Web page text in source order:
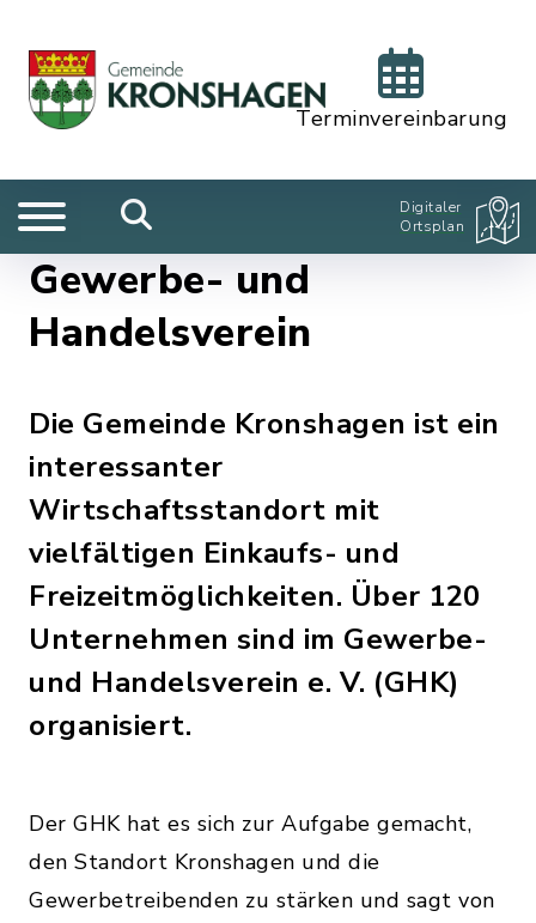
Terminvereinbarung
Digitaler
Ortsplan
Gewerbe- und
Handelsverein
Die Gemeinde Kronshagen ist ein
interessanter
Wirtschaftsstandort mit
vielfältigen Einkaufs- und
Freizeitmöglichkeiten. Über 120
Unternehmen sind im Gewerbe-
und Handelsverein e. V. (GHK)
organisiert.
Der GHK hat es sich zur Aufgabe gemacht,
den Standort Kronshagen und die
Gewerbetreibenden zu stärken und sagt von